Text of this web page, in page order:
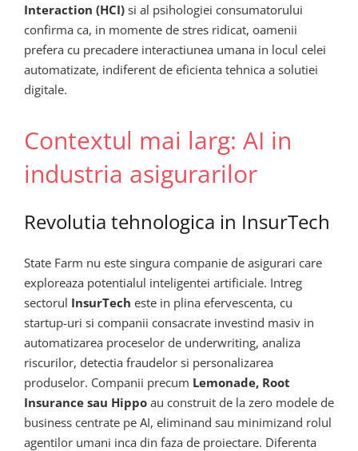
Interaction (HCI) si al psihologiei consumatorului
confirma ca, in momente de stres ridicat, oamenii
prefera cu precadere interactiunea umana in locul celei
automatizate, indiferent de eficienta tehnica a solutiei
digitale.
Contextul mai larg: AI in
industria asigurarilor
Revolutia tehnologica in InsurTech
State Farm nu este singura companie de asigurari care
exploreaza potentialul inteligentei artificiale. Intreg
sectorul InsurTech este in plina efervescenta, cu
startup-uri si companii consacrate investind masiv in
automatizarea proceselor de underwriting, analiza
riscurilor, detectia fraudelor si personalizarea
produselor. Companii precum Lemonade, Root
Insurance sau Hippo au construit de la zero modele de
business centrate pe AI, eliminand sau minimizand rolul
agentilor umani inca din faza de proiectare. Diferenta